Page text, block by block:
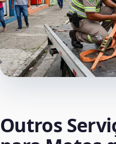
Outros